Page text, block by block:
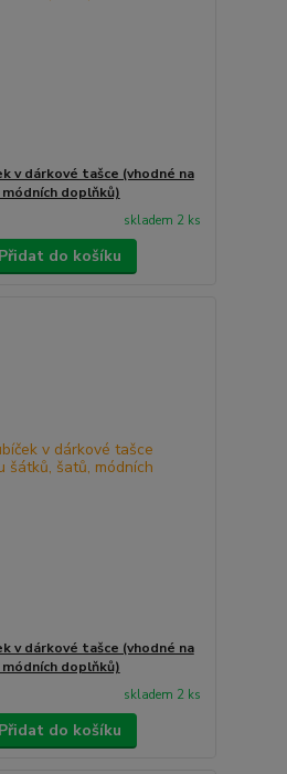
v dárkové tašce (vhodné na
doplňků)
skladem 2 ks
Přidat do košíku
v dárkové tašce (vhodné na
doplňků)
skladem 2 ks
Přidat do košíku